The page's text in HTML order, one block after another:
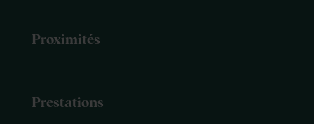
Proximités
Prestations